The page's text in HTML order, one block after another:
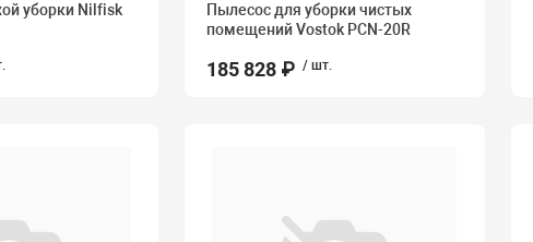
уборки Nilfisk
Пылесос для уборки чистых
помещений Vostok PCN-20R
185 828 ₽ / шт.